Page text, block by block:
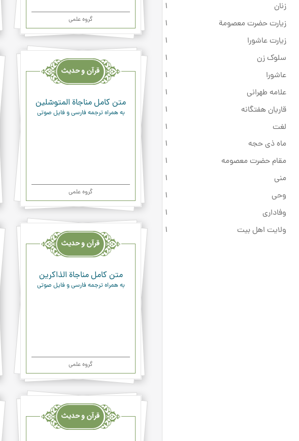
زنان
1
زیارت حضرت معصومة
1
زیارت عاشورا
1
سلوک زن
1
عاشورا
1
علامه طهرانی
1
قاریان هفتگانه
1
لغت
1
ماه ذی حجه
1
مقام حضرت معصومه
1
منی
1
وحی
1
وفاداری
1
ولایت اهل بیت
1
گروه علمی
قرآن
وحدیث
متن کامل مناجاة المتوسّلين
به همراه ترجمه فارسی و فایل صوتی
گروه علمی
قرآن
وحدیث
متن کامل مناجاة الذاكرين
به همراه ترجمه فارسی و فایل صوتی
گروه علمی
قرآن
وحدیث